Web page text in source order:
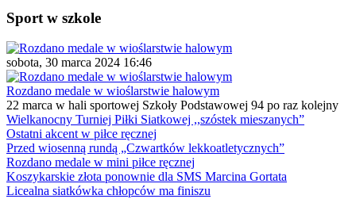
Sport w szkole
sobota, 30 marca 2024 16:46
Rozdano medale w wioślarstwie halowym
22 marca w hali sportowej Szkoły Podstawowej 94 po raz kolejny
Wielkanocny Turniej Piłki Siatkowej ,,szóstek mieszanych”
Ostatni akcent w piłce ręcznej
Przed wiosenną rundą „Czwartków lekkoatletycznych”
Rozdano medale w mini piłce ręcznej
Koszykarskie złota ponownie dla SMS Marcina Gortata
Licealna siatkówka chłopców ma finiszu